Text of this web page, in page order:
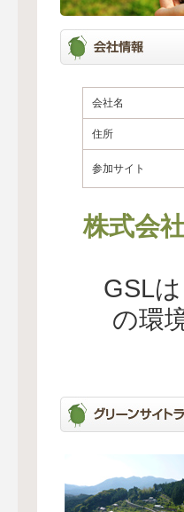
会社名
住所
参加サイト
株式会
GSL
の環